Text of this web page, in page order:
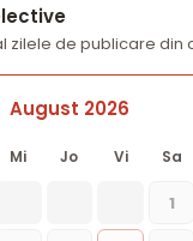
zilele de publicare din
August 2026
Mi Jo Vi Sa
1